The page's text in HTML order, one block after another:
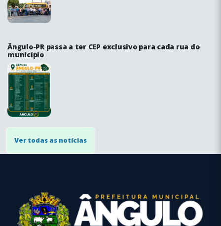
Ângulo-PR passa a ter CEP exclusivo para cada rua do
município
Ver todas as notícias